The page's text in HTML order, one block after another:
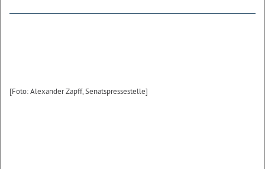
[Foto: Alexander Zapff, Senatspressestelle]